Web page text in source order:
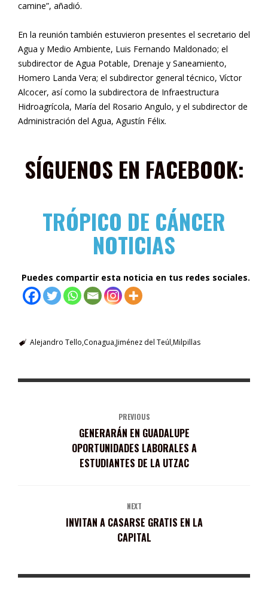
camine”, añadió.
En la reunión también estuvieron presentes el secretario del
Agua y Medio Ambiente, Luis Fernando Maldonado; el
subdirector de Agua Potable, Drenaje y Saneamiento,
Homero Landa Vera; el subdirector general técnico, Víctor
Alcocer, así como la subdirectora de Infraestructura
Hidroagrícola, María del Rosario Angulo, y el subdirector de
Administración del Agua, Agustín Félix.
SÍGUENOS EN FACEBOOK:
TRÓPICO DE CÁNCER
NOTICIAS
Puedes compartir esta noticia en tus redes sociales.
Alejandro Tello Conagua Jiménez del Teúl Milpillas
PREVIOUS
GENERARÁN EN GUADALUPE
OPORTUNIDADES LABORALES A
ESTUDIANTES DE LA UTZAC
NEXT
INVITAN A CASARSE GRATIS EN LA
CAPITAL